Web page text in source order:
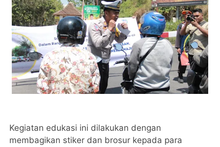
Kegiatan edukasi ini dilakukan dengan
membagikan stiker dan brosur kepada para